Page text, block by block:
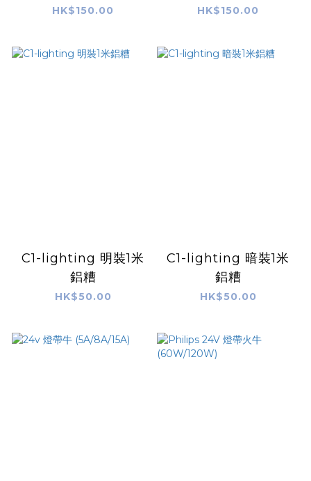
HK$150.00 HK$150.00
C1-lighting 明裝1米
鋁糟
HK$50.00
C1-lighting 暗裝1米
鋁糟
HK$50.00